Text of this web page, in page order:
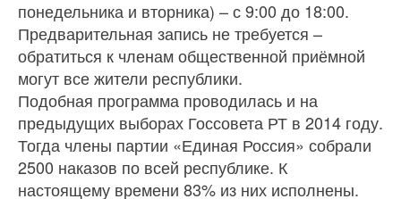
понедельника и вторника) – с 9:00 до 18:00.
Предварительная запись не требуется –
обратиться к членам общественной приёмной
могут все жители республики.
Подобная программа проводилась и на
предыдущих выборах Госсовета РТ в 2014 году.
Тогда члены партии «Единая Россия» собрали
2500 наказов по всей республике. К
настоящему времени 83% из них исполнены.